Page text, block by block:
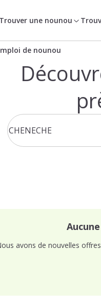
Trouver une nounou
de nounou
avons de nouvelles